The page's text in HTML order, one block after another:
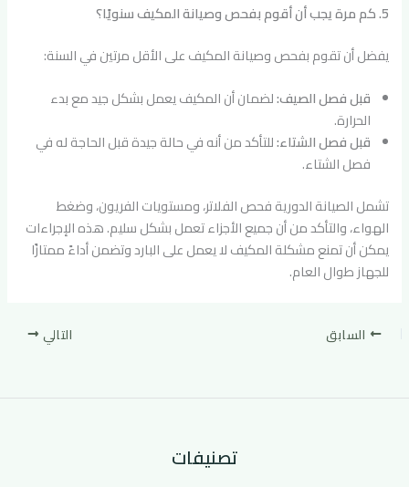
5. كم مرة يجب أن أقوم بفحص وصيانة المكيف سنويًا؟
يفضل أن تقوم بفحص وصيانة المكيف على الأقل مرتين في السنة:
قبل فصل الصيف:لضمان أن المكيف يعمل بشكل جيد مع بدء
الحرارة.
قبل فصل الشتاء:للتأكد من أنه في حالة جيدة قبل الحاجة له في
فصل الشتاء.
تشمل الصيانة الدورية فحص الفلاتر، ومستويات الفريون، وضغط
الهواء، والتأكد من أن جميع الأجزاء تعمل بشكل سليم. هذه الإجراءات
يمكن أن تمنع مشكلة المكيف لا يعمل على البارد وتضمن أداءً ممتازًا
للجهاز طوال العام.
السابق التالي
تصنيفات